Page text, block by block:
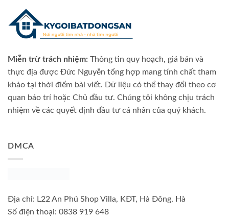
Miễn trừ trách nhiệm: Thông tin quy hoạch, giá bán và
thực địa được Đức Nguyễn tổng hợp mang tính chất tham
khảo tại thời điểm bài viết. Dữ liệu có thể thay đổi theo cơ
quan báo trí hoặc Chủ đầu tư. Chúng tôi không chịu trách
nhiệm về các quyết định đầu tư cá nhân của quý khách.
DMCA
Địa chỉ: L22 An Phú Shop Villa, KĐT, Hà Đông, Hà
Số điện thoại: 0838 919 648